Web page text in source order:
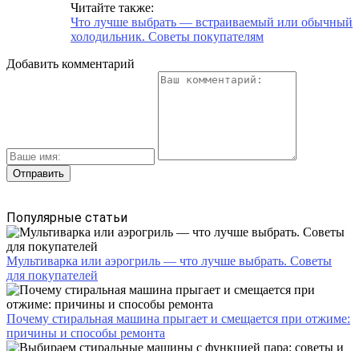
Читайте также:
Что лучше выбрать — встраиваемый или обычный
холодильник. Советы покупателям
Добавить комментарий
Популярные статьи
Мультиварка или аэрогриль — что лучше выбрать. Советы
для покупателей
Почему стиральная машина прыгает и смещается при отжиме:
причины и способы ремонта